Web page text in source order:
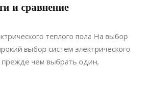
и сравнение
теплого пола На выбор
выбор систем электрического
прежде чем выбрать один,